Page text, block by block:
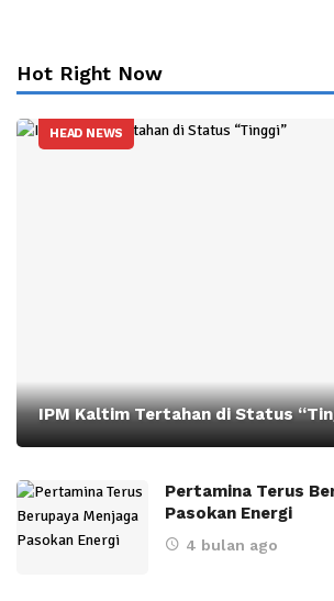
Hot Right Now
HEAD NEWS
IPM Kaltim Tertahan di Status
Pertamina Terus
Pasokan Energi
4 bulan ago